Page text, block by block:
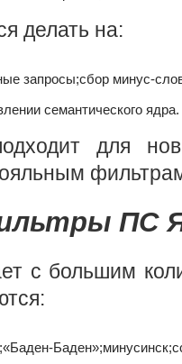
делать на:
запросы;сбор минус-
семантического ядра.
для
ПС
с большим
«Баден-Баден»;минусинск;